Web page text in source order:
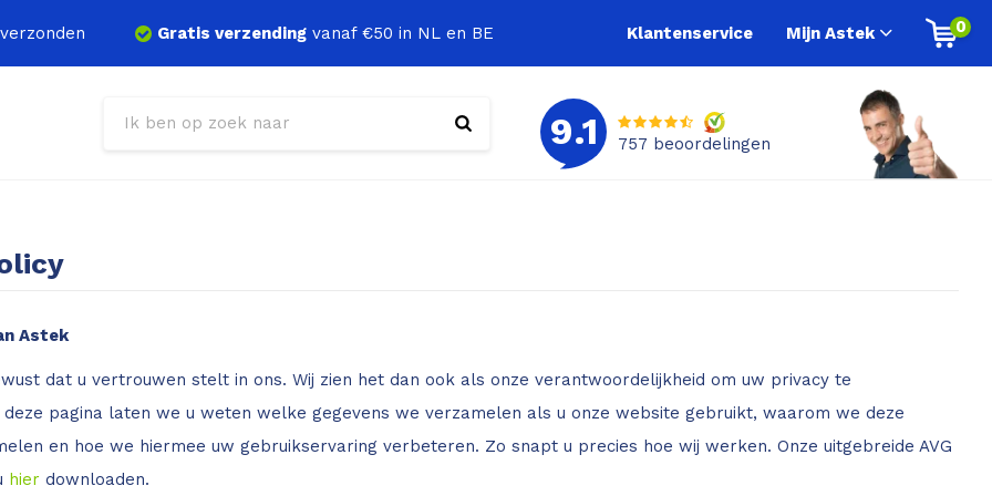
verzonden Gratis verzending vanaf €50 in NL en BE Klantenservice Mijn Astek 0
9.1 757 beoordelingen
Astek
dat u vertrouwen stelt in ons. Wij zien het dan ook als onze verantwoordelijkheid om uw privacy te
deze pagina laten we u weten welke gegevens we verzamelen als u onze website gebruikt, waarom we deze
en hoe we hiermee uw gebruikservaring verbeteren. Zo snapt u precies hoe wij werken. Onze uitgebreide AVG
hier downloaden.